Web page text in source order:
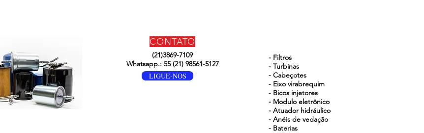
CONTATO
(21)3869-7109
Whatsapp.: 55 (21) 98561-5127
LIGUE-NOS
- Filtros
- Turbinas
- Cabeçotes
- Eixo virabrequim
- Bicos injetores
- Modulo eletrônico
- Atuador hidráulico
- Anéis de vedação
- Baterias